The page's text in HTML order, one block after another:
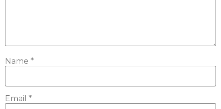
Name *
Email *